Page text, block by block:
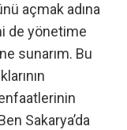
açmak adına
de yönetime
sunarım. Bu
Sakarya’da